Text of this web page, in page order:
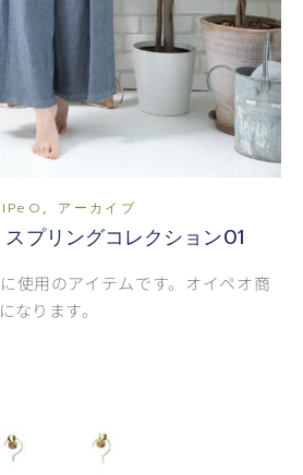
, アーカイブ
プリングコレクション01
使用のアイテムです。オイペオ商
なります。